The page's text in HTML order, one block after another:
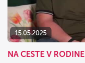
15.05.2025
NA CESTE V RODINE